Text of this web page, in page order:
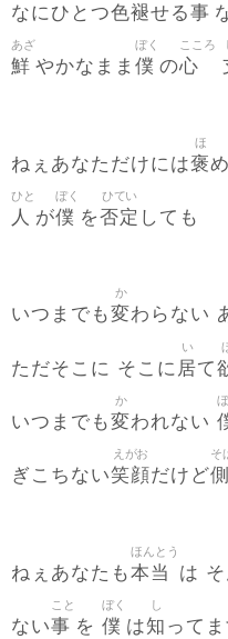
なにひとつ色褪せる事
鮮
あざ
やかなまま 僕
ぼく
の心
こころ
ねぇあなただけには褒
ほ
人
ひと
が僕
ぼく
を否定
ひてい
しても
いつまでも変
か
わらない
ただそこに そこに 居
い
て
いつまでも変
か
われない
ぎこちない笑顔
えがお
だけど側
そ
ねぇあなたも本当
ほんとう
は
ない事
こと
を 僕
ぼく
は知
し
って